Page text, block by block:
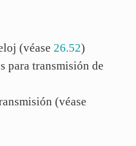
(véase 26.52)
para transmisión de
(véase